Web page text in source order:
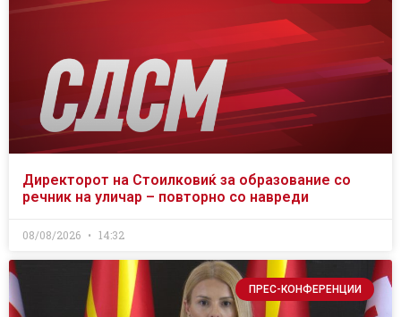
Директорот на Стоилковиќ за образование со
речник на уличар – повторно со навреди
08/08/2026 14:32
ПРЕС-КОНФЕРЕНЦИИ